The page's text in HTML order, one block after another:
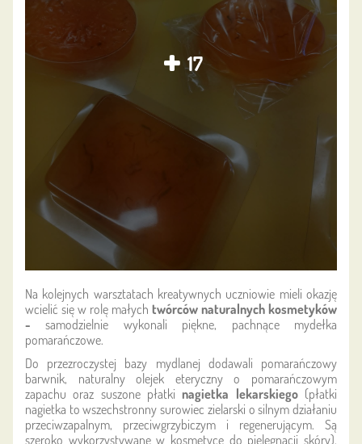
17
Na kolejnych warsztatach kreatywnych uczniowie mieli okazję
wcielić się w rolę małych twórców naturalnych kosmetyków
-samodzielnie wykonali piękne, pachnące mydełka
pomarańczowe.
Do przezroczystej bazy mydlanej dodawali pomarańczowy
barwnik, naturalny olejek eteryczny o pomarańczowym
zapachu oraz suszone płatkinagietka lekarskiego (płatki
nagietka to wszechstronny surowiec zielarski o silnym działaniu
przeciwzapalnym, przeciwgrzybiczym i regenerującym. Są
szeroko wykorzystywane w kosmetyce do pielęgnacji skóry).